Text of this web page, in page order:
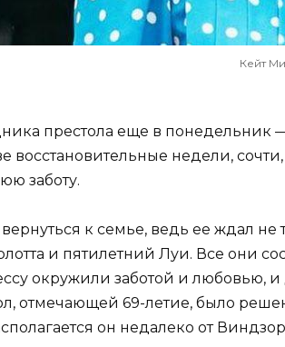
Кейт
престола еще в
недели,
заботу.
к семье, ведь ее ждал
и пятилетний Луи. Все они
окружили заботой и любовью,
отмечающей 69-летие, было
он недалеко от